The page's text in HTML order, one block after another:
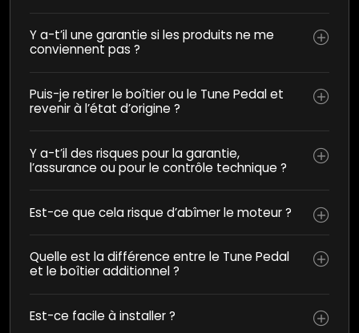
Y a-t’il une garantie si les produits ne me
conviennent pas ?
Puis-je retirer le boîtier ou le Tune Pedal et
revenir à l’état d’origine ?
Y a-t’il des risques pour la garantie,
l’assurance ou pour le contrôle technique ?
Est-ce que cela risque d’abîmer le moteur ?
Quelle est la différence entre le Tune Pedal
et le boîtier additionnel ?
Est-ce facile à installer ?